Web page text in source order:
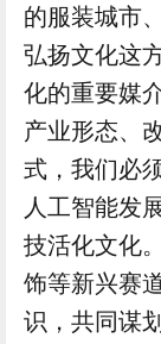
的服装城市
弘扬文化这
化的重要媒
产业形态、
式，我们必
人工智能发
技活化文化
饰等新兴赛
识，共同谋